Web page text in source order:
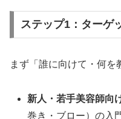
ステップ1：ターゲ
まず「誰に向けて・何を
新人・若手美容師向
巻き・ブロー）の入